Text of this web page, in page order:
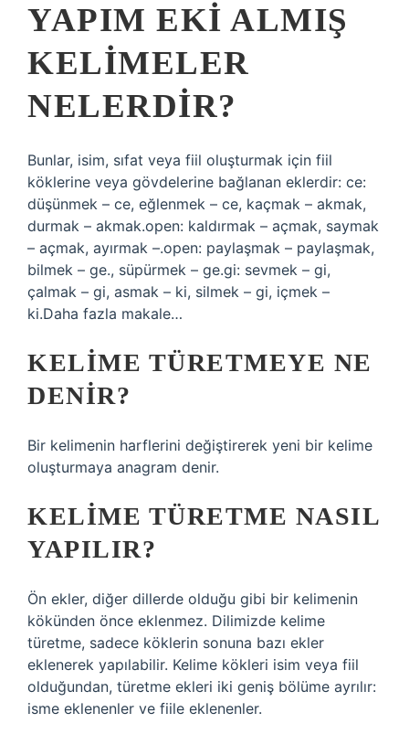
YAPIM EKI ALMIŞ
KELIMELER
NELERDIR?
Bunlar, isim, sıfat veya fiil oluşturmak için fiil
köklerine veya gövdelerine bağlanan eklerdir: ce:
düşünmek – ce, eğlenmek – ce, kaçmak – akmak,
durmak – akmak.open: kaldırmak – açmak, saymak
– açmak, ayırmak –.open: paylaşmak – paylaşmak,
bilmek – ge., süpürmek – ge.gi: sevmek – gi,
çalmak – gi, asmak – ki, silmek – gi, içmek –
ki.Daha fazla makale…
KELIME TÜRETMEYE NE
DENIR?
Bir kelimenin harflerini değiştirerek yeni bir kelime
oluşturmaya anagram denir.
KELIME TÜRETME NASIL
YAPILIR?
Ön ekler, diğer dillerde olduğu gibi bir kelimenin
kökünden önce eklenmez. Dilimizde kelime
türetme, sadece köklerin sonuna bazı ekler
eklenerek yapılabilir. Kelime kökleri isim veya fiil
olduğundan, türetme ekleri iki geniş bölüme ayrılır:
isme eklenenler ve fiile eklenenler.